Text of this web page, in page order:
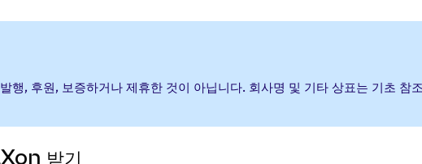
행, 후원, 보증하거나 제휴한 것이 아닙니다. 회사명 및 기타 상표는 기초 참
받기